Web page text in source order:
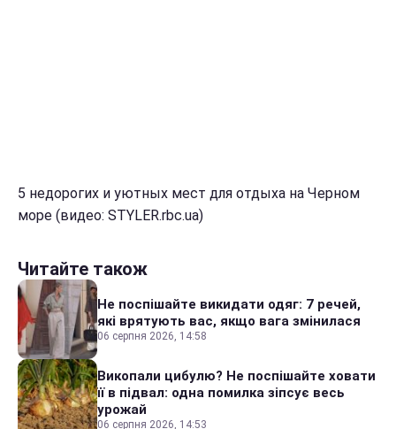
5 недорогих и уютных мест для отдыха на Черном
море (видео: STYLER.rbc.ua)
Читайте також
Не поспішайте викидати одяг: 7 речей,
які врятують вас, якщо вага змінилася
06 серпня 2026, 14:58
Викопали цибулю? Не поспішайте ховати
її в підвал: одна помилка зіпсує весь
урожай
06 серпня 2026, 14:53